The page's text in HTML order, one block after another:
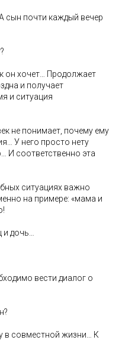
сын почти каждый вечер
он хочет… Продолжает
и получает
и ситуация
не понимает, почему ему
У него просто нету
И соответственно эта
ситуациях важно
на примере: «мама и
дочь…
вести диалог о
в совместной жизни… К